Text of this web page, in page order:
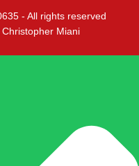
- All rights reserved
Miani